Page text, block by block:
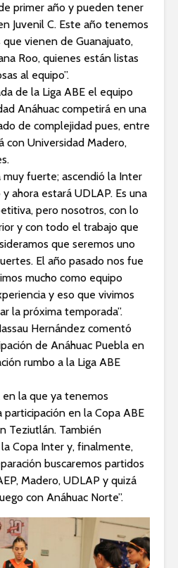
primer año y pueden tener
Juvenil C. Este año tenemos
vienen de Guanajuato,
Roo, quienes están listas
al equipo”.
de la Liga ABE el equipo
Anáhuac competirá en una
de complejidad pues, entre
con Universidad Madero,
muy fuerte; ascendió la Inter
ahora estará UDLAP. Es una
pero nosotros, con lo
y con todo el trabajo que
que seremos uno
El año pasado nos fue
mucho como equipo
y eso que vivimos
la próxima temporada”.
Hernández comentó
de Anáhuac Puebla en
rumbo a la Liga ABE
en la que ya tenemos
en la Copa ABE
Teziutlán. También
Copa Inter y, finalmente,
buscaremos partidos
Madero, UDLAP y quizá
con Anáhuac Norte”.